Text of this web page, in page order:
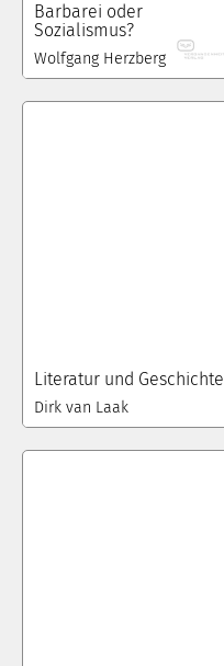
Barbarei oder
Sozialismus?
Wolfgang Herzberg
Literatur und Geschichte
Dirk van Laak